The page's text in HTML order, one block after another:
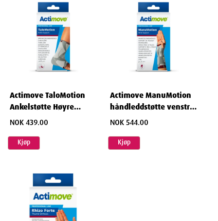
Actimove TaloMotion
Ankelstøtte Høyre
Størrelse Large 1 stk
NOK 439.00
Kjøp
Actimove ManuMotion
håndleddstøtte venstre
str S 1 stk
NOK 544.00
Kjøp